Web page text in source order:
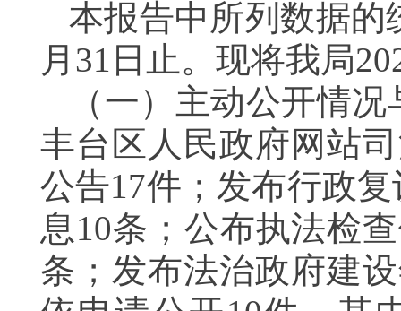
本报告中所列数据的
月31日止。现将我局
（一）主动公开情
丰台区人民政府网站
公告17件；发布行政
息10条；公布执法检
条；发布法治政府建